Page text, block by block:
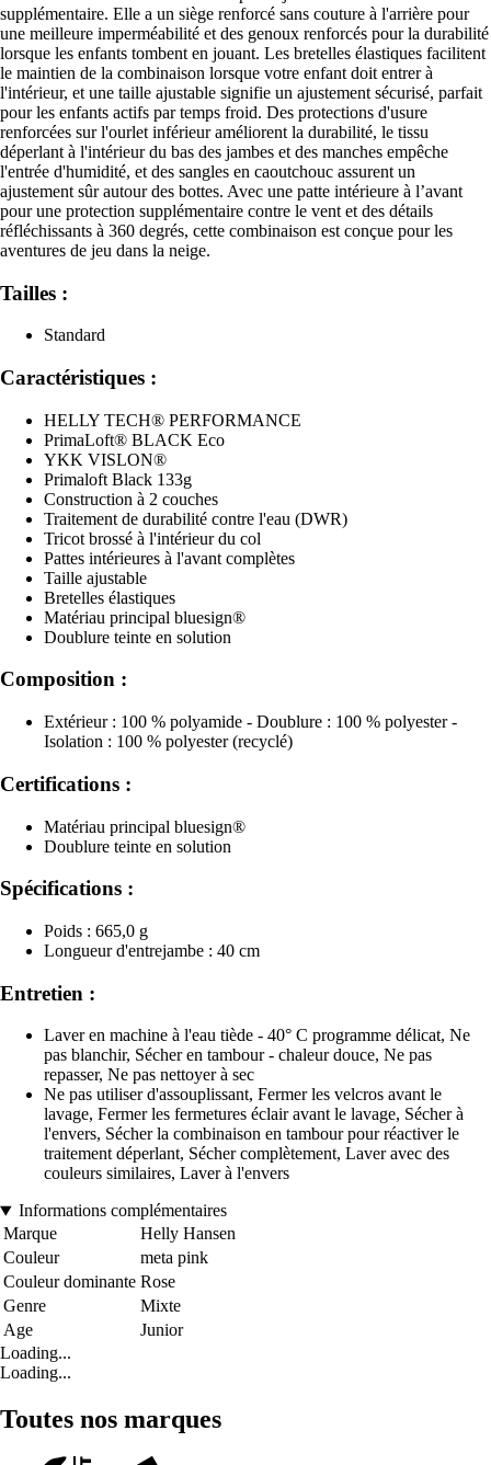
supplémentaire. Elle a un siège renforcé sans couture à l'arrière pour
une meilleure imperméabilité et des genoux renforcés pour la durabilité
lorsque les enfants tombent en jouant. Les bretelles élastiques facilitent
le maintien de la combinaison lorsque votre enfant doit entrer à
l'intérieur, et une taille ajustable signifie un ajustement sécurisé, parfait
pour les enfants actifs par temps froid. Des protections d'usure
renforcées sur l'ourlet inférieur améliorent la durabilité, le tissu
déperlant à l'intérieur du bas des jambes et des manches empêche
l'entrée d'humidité, et des sangles en caoutchouc assurent un
ajustement sûr autour des bottes. Avec une patte intérieure à l’avant
pour une protection supplémentaire contre le vent et des détails
réfléchissants à 360 degrés, cette combinaison est conçue pour les
aventures de jeu dans la neige.
Tailles :
Standard
Caractéristiques :
HELLY TECH® PERFORMANCE
PrimaLoft® BLACK Eco
YKK VISLON®
Primaloft Black 133g
Construction à 2 couches
Traitement de durabilité contre l'eau (DWR)
Tricot brossé à l'intérieur du col
Pattes intérieures à l'avant complètes
Taille ajustable
Bretelles élastiques
Matériau principal bluesign®
Doublure teinte en solution
Composition :
Extérieur : 100 % polyamide - Doublure : 100 % polyester -
Isolation : 100 % polyester (recyclé)
Certifications :
Matériau principal bluesign®
Doublure teinte en solution
Spécifications :
Poids : 665,0 g
Longueur d'entrejambe : 40 cm
Entretien :
Laver en machine à l'eau tiède - 40° C programme délicat, Ne
pas blanchir, Sécher en tambour - chaleur douce, Ne pas
repasser, Ne pas nettoyer à sec
Ne pas utiliser d'assouplissant, Fermer les velcros avant le
lavage, Fermer les fermetures éclair avant le lavage, Sécher à
l'envers, Sécher la combinaison en tambour pour réactiver le
traitement déperlant, Sécher complètement, Laver avec des
couleurs similaires, Laver à l'envers
Informations complémentaires
Marque
Helly Hansen
Couleur
meta pink
Couleur dominante Rose
Genre
Mixte
Age
Junior
Loading...
Loading...
Toutes nos marques